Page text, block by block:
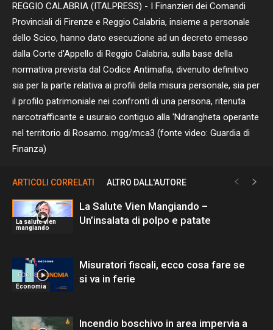
REGGIO CALABRIA (ITALPRESS) - I Finanzieri dei Comandi
Provinciali di Firenze e Reggio Calabria, insieme a personale
dello Scico, hanno dato esecuzione ad un decreto emesso
dalla Corte d'Appello di Reggio Calabria, sulla base della
normativa prevista dal Codice Antimafia, divenuto definitivo
sia per la parte relativa ai profili della misura personale, sia per
il profilo patrimoniale nei confronti di una persona, ritenuta
narcotrafficante e usuraio contiguo alla 'Ndrangheta operante
nel territorio di Rosarno. mgg/mca3 (fonte video: Guardia di
Finanza)
ARTICOLI CORRELATI ALTRO DALL'AUTORE
La salute vien
mangiando
La Salute Vien Mangiando –
Un’insalata di polpo e patate
Economia
Misuratori fiscali, ecco cosa fare se
si va in ferie
Incendio boschivo in area impervia a